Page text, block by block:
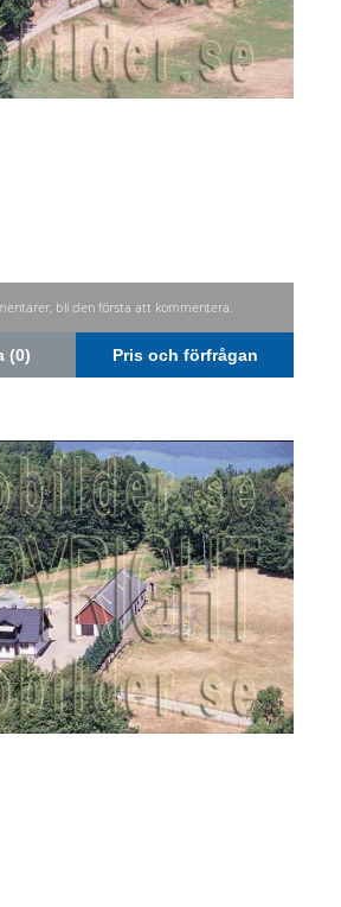
bli den första att kommentera.
(0) Pris och förfrågan